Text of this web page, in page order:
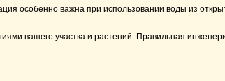
особенно важна при использовании воды из
вашего участка и растений. Правильная